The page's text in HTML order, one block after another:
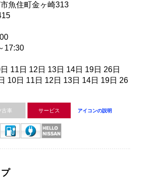
魚住町金ヶ崎313
17:30
11日 12日 13日 14日 19日 26日
10日 11日 12日 13日 14日 19日 26
古車 サービス アイコンの説明